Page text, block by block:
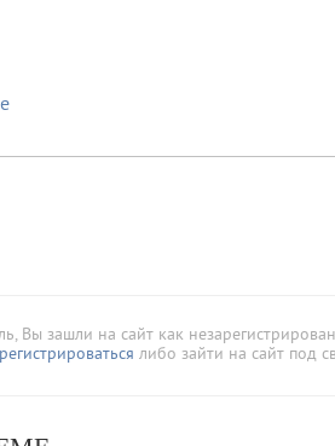
Вы зашли на сайт как
либо зайти на сайт под